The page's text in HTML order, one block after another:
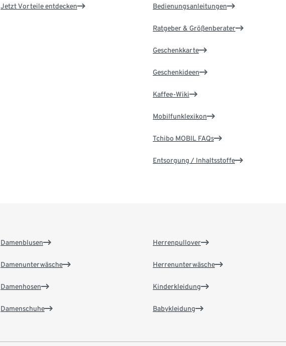
Jetzt Vorteile entdecken Bedienungsanleitungen
Ratgeber & Größenberater
Geschenkkarte
Geschenkideen
Kaffee-Wiki
Mobilfunklexikon
Tchibo MOBIL FAQs
Entsorgung / Inhaltsstoffe
Damenblusen
Damenunterwäsche
Damenhosen
Damenschuhe
Herrenpullover
Herrenunterwäsche
Kinderkleidung
Babykleidung